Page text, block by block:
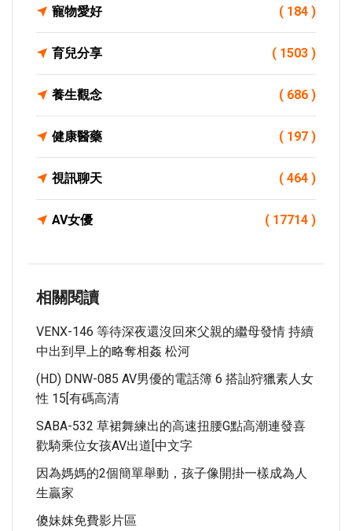
寵物愛好 ( 184 )
育兒分享 ( 1503 )
養生觀念 ( 686 )
健康醫藥 ( 197 )
視訊聊天 ( 464 )
AV女優 ( 17714 )
相關閱讀
VENX-146 等待深夜還沒回來父親的繼母發情 持續
中出到早上的略奪相姦 松河
(HD) DNW-085 AV男優的電話簿 6 搭訕狩獵素人女
性 15[有碼高清
SABA-532 草裙舞練出的高速扭腰G點高潮連發喜
歡騎乘位女孩AV出道[中文字
因為媽媽的2個簡單舉動，孩子像開掛一樣成為人
生贏家
傻妹妺免費影片區